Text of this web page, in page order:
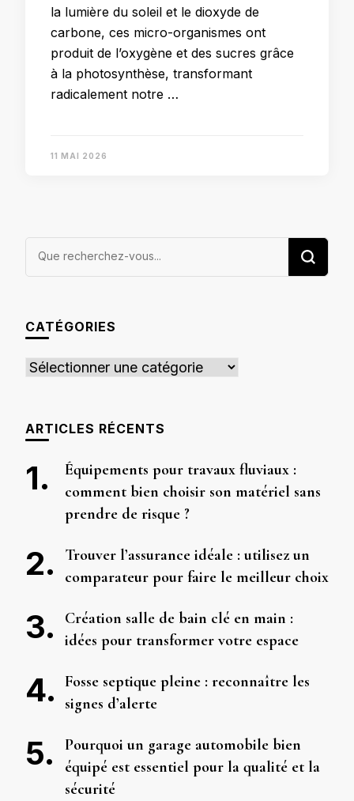
la lumière du soleil et le dioxyde de
carbone, ces micro-organismes ont
produit de l’oxygène et des sucres grâce
à la photosynthèse, transformant
radicalement notre …
11 MAI 2026
Vous
CATÉGORIES
Catégories
ARTICLES RÉCENTS
Équipements pour travaux fluviaux :
comment bien choisir son matériel sans
prendre de risque ?
Trouver l’assurance idéale : utilisez un
comparateur pour faire le meilleur choix
Création salle de bain clé en main :
idées pour transformer votre espace
Fosse septique pleine : reconnaître les
signes d’alerte
Pourquoi un garage automobile bien
équipé est essentiel pour la qualité et la
sécurité